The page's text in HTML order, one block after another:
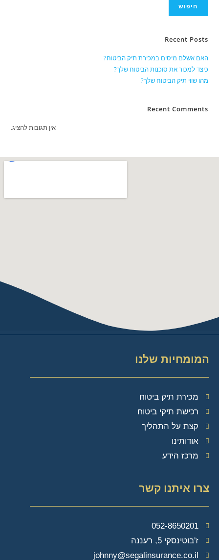
חיפוש
Recent Posts
האם אשלם מיסים במכירת תיק הביטוח?
כיצד למכור את סוכנות הביטוח שלך?
מהו שווי תיק הביטוח שלך?
Recent Comments
אין תגובות להציג.
המומחיות שלנו
מכירת תיק ביטוח
רכישת תיקי ביטוח
קצת על התהליך
אודותינו
מרכז הידע
צרו איתנו קשר
052-8650201
ז'בוטינסקי 5, רעננה
johnny@segalinsurance.co.il